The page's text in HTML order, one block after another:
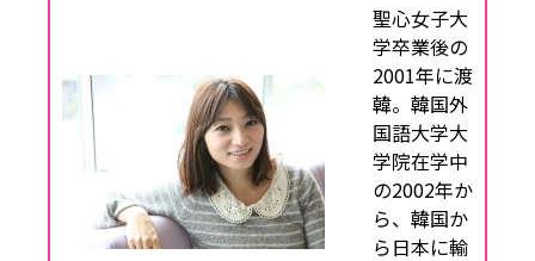
聖心女子大
学卒業後の
2001年に渡
韓。韓国外
国語大学大
学院在学中
の2002年か
ら、韓国か
ら日本に輸